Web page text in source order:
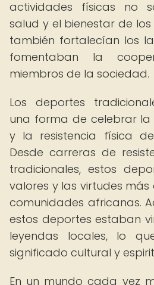
actividades físicas no
salud y el bienestar de los
también fortalecían los
fomentaban la
miembros de la sociedad.
Los deportes
una forma de celebrar la
y la resistencia física
Desde carreras de
tradicionales, estos
valores y las virtudes
comunidades africanas.
estos deportes estaban
leyendas locales, lo
significado cultural y
En un mundo cada vez